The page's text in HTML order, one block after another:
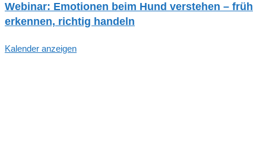
Webinar: Emotionen beim Hund verstehen – früh
erkennen, richtig handeln
Kalender anzeigen